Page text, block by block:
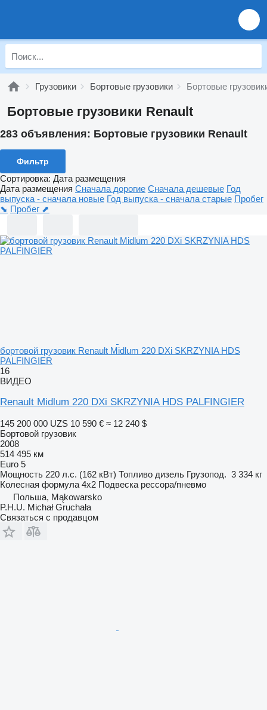
Грузовики Бортовые грузовики Бортовые
Бортовые грузовики Renault
283 объявления: Бортовые грузовики Renault
Фильтр
Сортировка: Дата размещения
Дата размещения Сначала дорогие Сначала дешевые Год
выпуска - сначала новые Год выпуска - сначала старые Пробег
⬊ Пробег ⬈
бортовой грузовик Renault Midlum 220 DXi SKRZYNIA HDS
PALFINGIER
16
ВИДЕО
Renault Midlum 220 DXi SKRZYNIA HDS PALFINGIER
145 200 000 UZS 10 590 € ≈ 12 240 $
Бортовой грузовик
2008
514 495 км
Euro 5
Мощность 220 л.с. (162 кВт) Топливо дизель Грузопод. 3 334 кг
Колесная формула 4x2 Подвеска рессора/пневмо
Польша, Mąkowarsko
P.H.U. Michał Gruchała
Связаться с продавцом